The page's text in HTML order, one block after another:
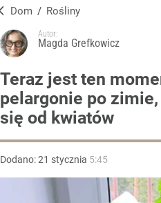
Dom / Rośliny
Autor:
Magda Grefkowicz
Teraz jest ten
pelargonie po
się od kwiatów
Dodano:21 stycznia 5:45